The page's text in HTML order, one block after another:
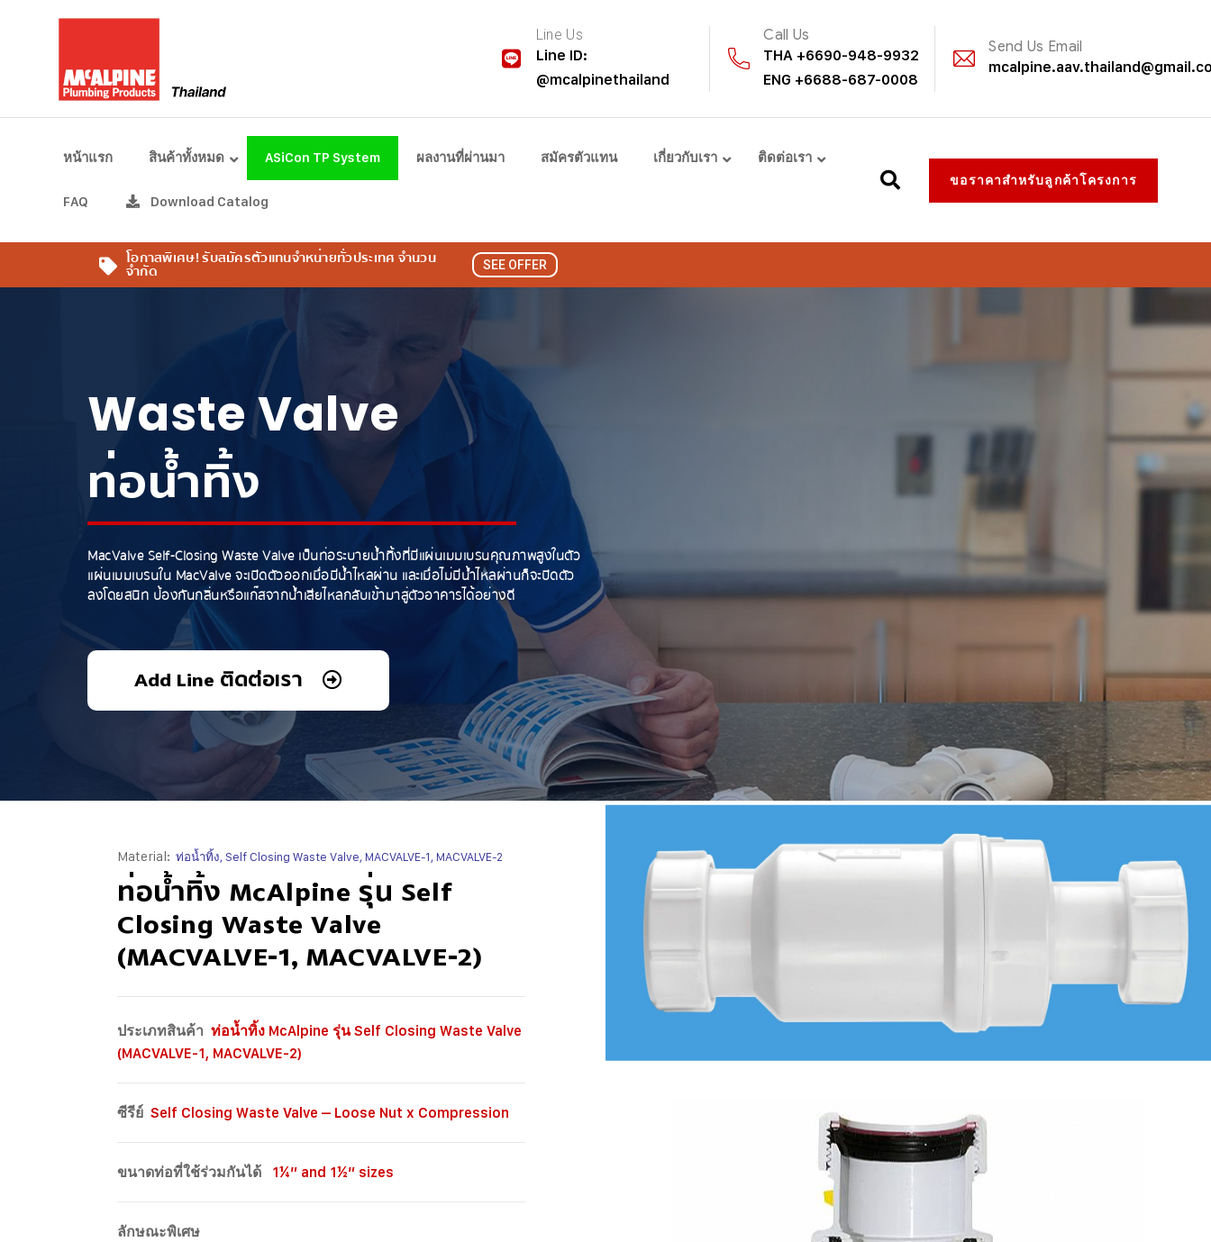
Line Us
Line ID:
@mcalpinethailand
Call Us
THA +6690-948-9932
ENG +6688-687-0008
Send Us Email
หน้าแรก สินค้าทั้งหมด ASiCon TP System ผลงานที่ผ่านมา สมัครตัวแทน เกี่ยวกับเรา ติดต่อเรา
FAQ Download Catalog
ขอราคาสำหรับลูกค้าโครงการ
โอกาสพิเศษ! รับสมัครตัวแทนจำหน่ายทั่วประเทศ จำนวน
จำกัด SEE OFFER
Waste Valve
ท่อน้ำทิ้ง
MacValve Self-Closing Waste Valve เป็นท่อระบายน้ำทิ้งที่มีแผ่นเมมเบรนคุณภาพสูงในตัว
แผ่นเมมเบรนใน MacValve จะเปิดตัวออกเมื่อมีน้ำไหลผ่าน และเมื่อไม่มีน้ำไหลผ่านก็จะปิดตัว
ลงโดยสนิท ป้องกันกลิ่นหรือแก๊สจากน้ำเสียไหลกลับเข้ามาสู่ตัวอาคารได้อย่างดี
Add Line ติดต่อเรา
Material: ท่อน้ำทิ้ง, Self Closing Waste Valve, MACVALVE-1, MACVALVE-2
ท่อน้ำทิ้ง McAlpine รุ่น Self
Closing Waste Valve
(MACVALVE-1, MACVALVE-2)
ประเภทสินค้า ท่อน้ำทิ้ง McAlpine รุ่น Self Closing Waste Valve
(MACVALVE-1, MACVALVE-2)
ซีรีย์ Self Closing Waste Valve – Loose Nut x Compression
ขนาดท่อที่ใช้ร่วมกันได้ 1¼” and 1½” sizes
ลักษณะพิเศษ